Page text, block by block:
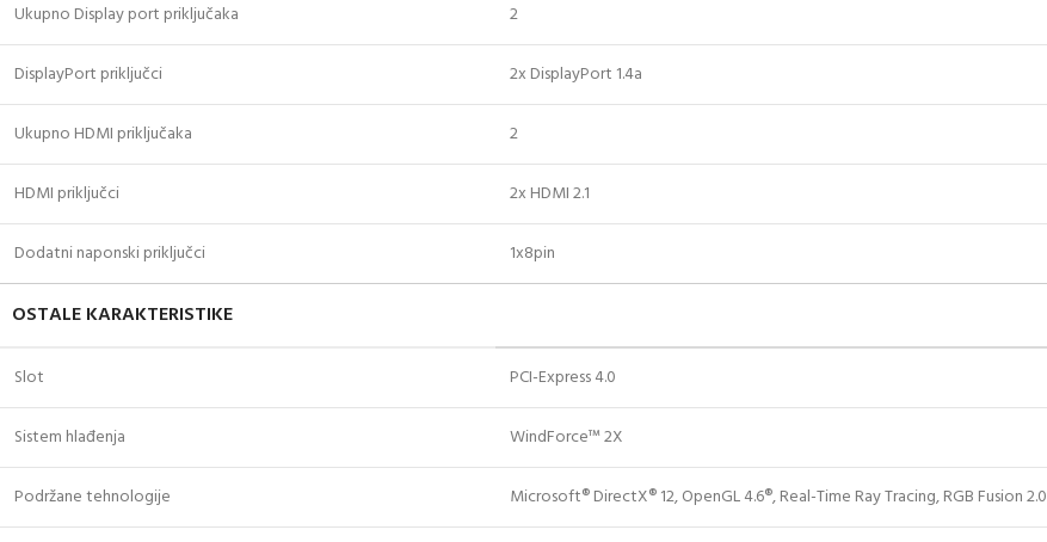
Ukupno Display port priključaka 2
DisplayPort priključci 2x DisplayPort 1.4a
Ukupno HDMI priključaka 2
HDMI priključci 2x HDMI 2.1
Dodatni naponski priključci 1x8pin
OSTALE KARAKTERISTIKE
Slot PCI-Express 4.0
Sistem hlađenja WindForce™ 2X
Podržane tehnologije Microsoft® DirectX® 12, OpenGL 4.6®, Real-Time Ray Tracing, RGB Fusion 2.0